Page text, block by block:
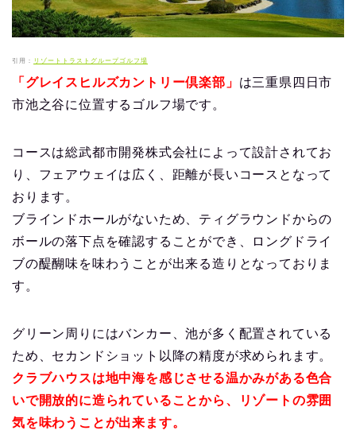
引用： リゾートトラストグループゴルフ場
「グレイスヒルズカントリー倶楽部」 は三重県四日市
市池之谷に位置するゴルフ場です。
コースは総武都市開発株式会社によって設計されてお
り、フェアウェイは広く、距離が長いコースとなって
おります。
ブラインドホールがないため、ティグラウンドからの
ボールの落下点を確認することができ、ロングドライ
ブの醍醐味を味わうことが出来る造りとなっておりま
す。
グリーン周りにはバンカー、池が多く配置されている
ため、セカンドショット以降の精度が求められます。
クラブハウスは地中海を感じさせる温かみがある色合
いで開放的に造られていることから、リゾートの雰囲
気を味わうことが出来ます。